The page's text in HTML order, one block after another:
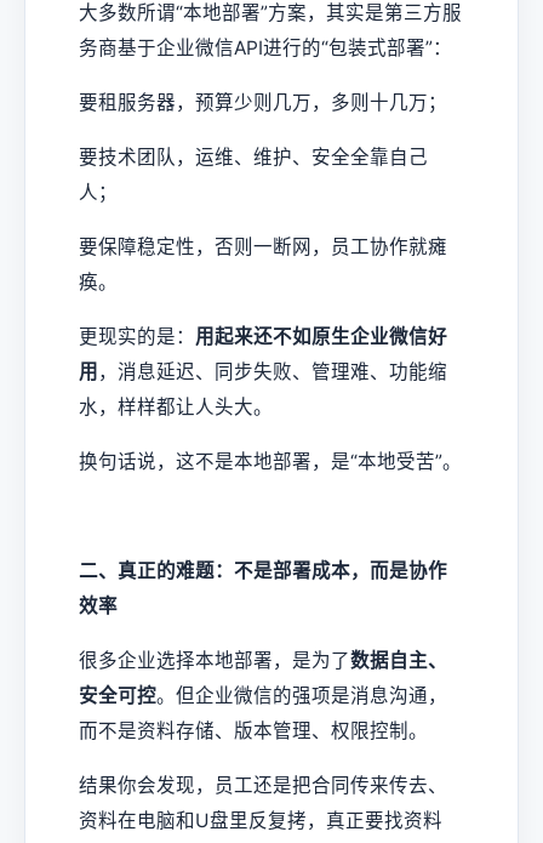
大多数所谓“本地部署”方案，其实是第三方服
务商基于企业微信API进行的“包装式部署”：
要租服务器，预算少则几万，多则十几万；
要技术团队，运维、维护、安全全靠自己
人；
要保障稳定性，否则一断网，员工协作就瘫
痪。
更现实的是： 用起来还不如原生企业微信好
用 ，消息延迟、同步失败、管理难、功能缩
水，样样都让人头大。
换句话说，这不是本地部署，是“本地受苦”。
二、真正的难题：不是部署成本，而是协作
效率
很多企业选择本地部署，是为了数据自主、
安全可控。但企业微信的强项是消息沟通，
而不是资料存储、版本管理、权限控制。
结果你会发现，员工还是把合同传来传去、
资料在电脑和U盘里反复拷，真正要找资料